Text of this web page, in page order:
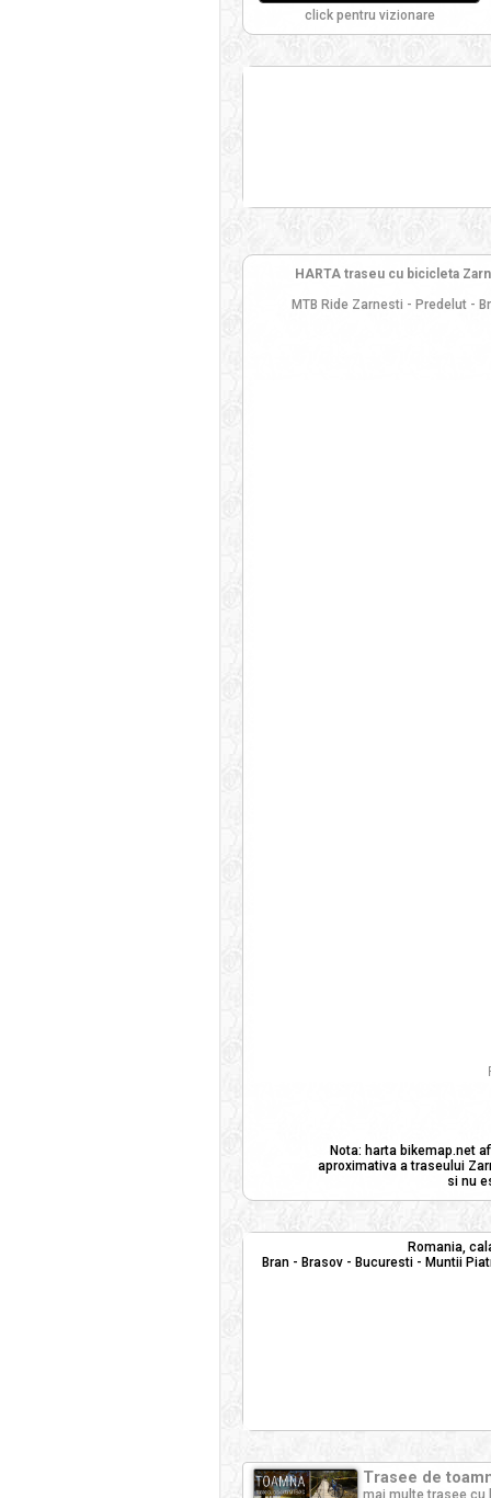
click pentru vizionare
HARTA traseu cu bicicleta
MTB Ride Zarnesti - Predelut -
Nota: harta bikemap.net
aproximativa a traseului
si nu
Romania,
Bran - Brasov - Bucuresti - Muntii
Trasee de
mai multe trasee cu